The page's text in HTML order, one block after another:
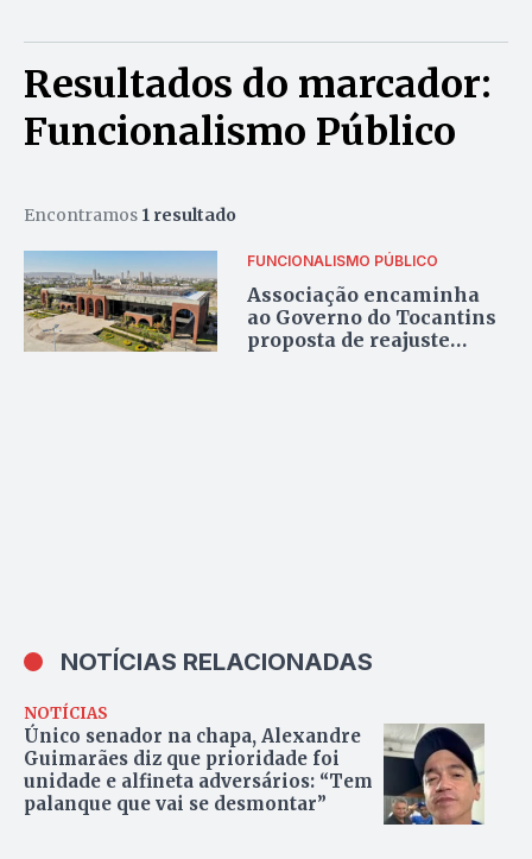
Resultados do marcador:
Funcionalismo Público
Encontramos 1 resultado
FUNCIONALISMO PÚBLICO
Associação encaminha
ao Governo do Tocantins
proposta de reajuste
NOTÍCIAS RELACIONADAS
NOTÍCIAS
Único senador na chapa, Alexandre
Guimarães diz que prioridade foi
unidade e alfineta adversários: “Tem
palanque que vai se desmontar”